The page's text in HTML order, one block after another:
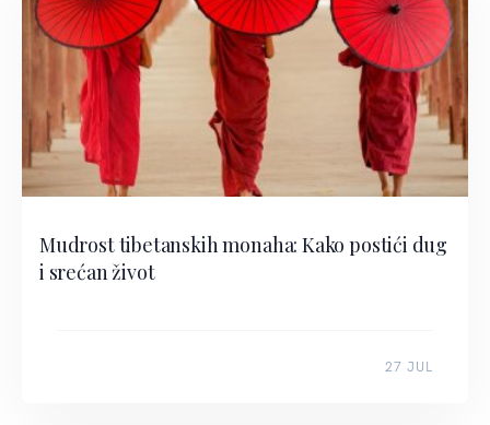
Mudrost tibetanskih monaha: Kako postići dug
i srećan život
27 JUL